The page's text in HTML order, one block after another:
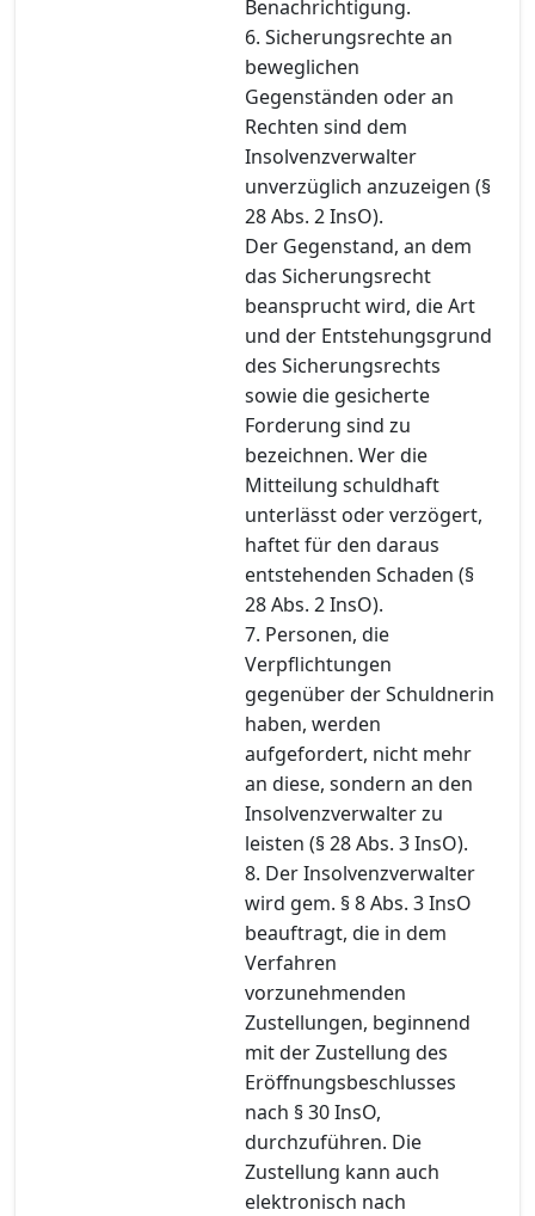
Benachrichtigung.
6. Sicherungsrechte an
beweglichen
Gegenständen oder an
Rechten sind dem
Insolvenzverwalter
unverzüglich anzuzeigen (§
28 Abs. 2 InsO).
Der Gegenstand, an dem
das Sicherungsrecht
beansprucht wird, die Art
und der Entstehungsgrund
des Sicherungsrechts
sowie die gesicherte
Forderung sind zu
bezeichnen. Wer die
Mitteilung schuldhaft
unterlässt oder verzögert,
haftet für den daraus
entstehenden Schaden (§
28 Abs. 2 InsO).
7. Personen, die
Verpflichtungen
gegenüber der Schuldnerin
haben, werden
aufgefordert, nicht mehr
an diese, sondern an den
Insolvenzverwalter zu
leisten (§ 28 Abs. 3 InsO).
8. Der Insolvenzverwalter
wird gem. § 8 Abs. 3 InsO
beauftragt, die in dem
Verfahren
vorzunehmenden
Zustellungen, beginnend
mit der Zustellung des
Eröffnungsbeschlusses
nach § 30 InsO,
durchzuführen. Die
Zustellung kann auch
elektronisch nach